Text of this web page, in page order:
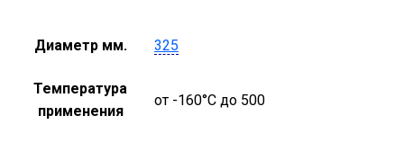
Диаметр мм. 325
Температура
применения
от -160°С до 500